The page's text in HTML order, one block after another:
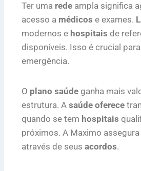
Ter uma rede ampla significa
acesso a médicos e exames.
modernos e hospitais de
disponíveis. Isso é crucial
emergência.
O plano saúde ganha mais
estrutura. A saúde oferece
quando se tem hospitais
próximos. A Maximo
através de seus acordos.